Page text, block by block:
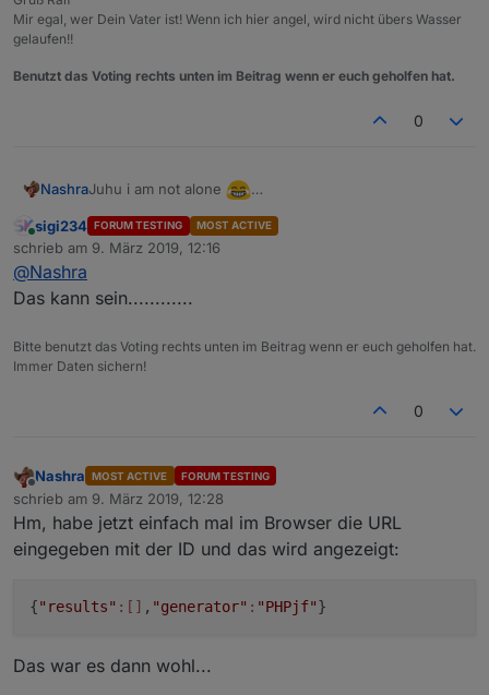
Mir egal, wer Dein Vater ist! Wenn ich hier angel, wird nicht übers Wasser
gelaufen!!
Benutzt das Voting rechts unten im Beitrag wenn er euch geholfen hat.
0
NashraJuhu i am not alone
überhaupt keine Daten mehr zur Verfügung stellen
Online
sigi234 FORUM TESTING MOST ACTIVE
schrieb am 9. März 2019, 12:16
zuletzt editiert von
@Nashra
Das kann sein............
Bitte benutzt das Voting rechts unten im Beitrag wenn er euch geholfen hat.
Immer Daten sichern!
0
Offline
Nashra MOST ACTIVE FORUM TESTING
schrieb am 9. März 2019, 12:28
zuletzt editiert von
Hm, habe jetzt einfach mal im Browser die URL
eingegeben mit der ID und das wird angezeigt:
{"results" :[] , "generator" : "PHPjf"}
Das war es dann wohl...